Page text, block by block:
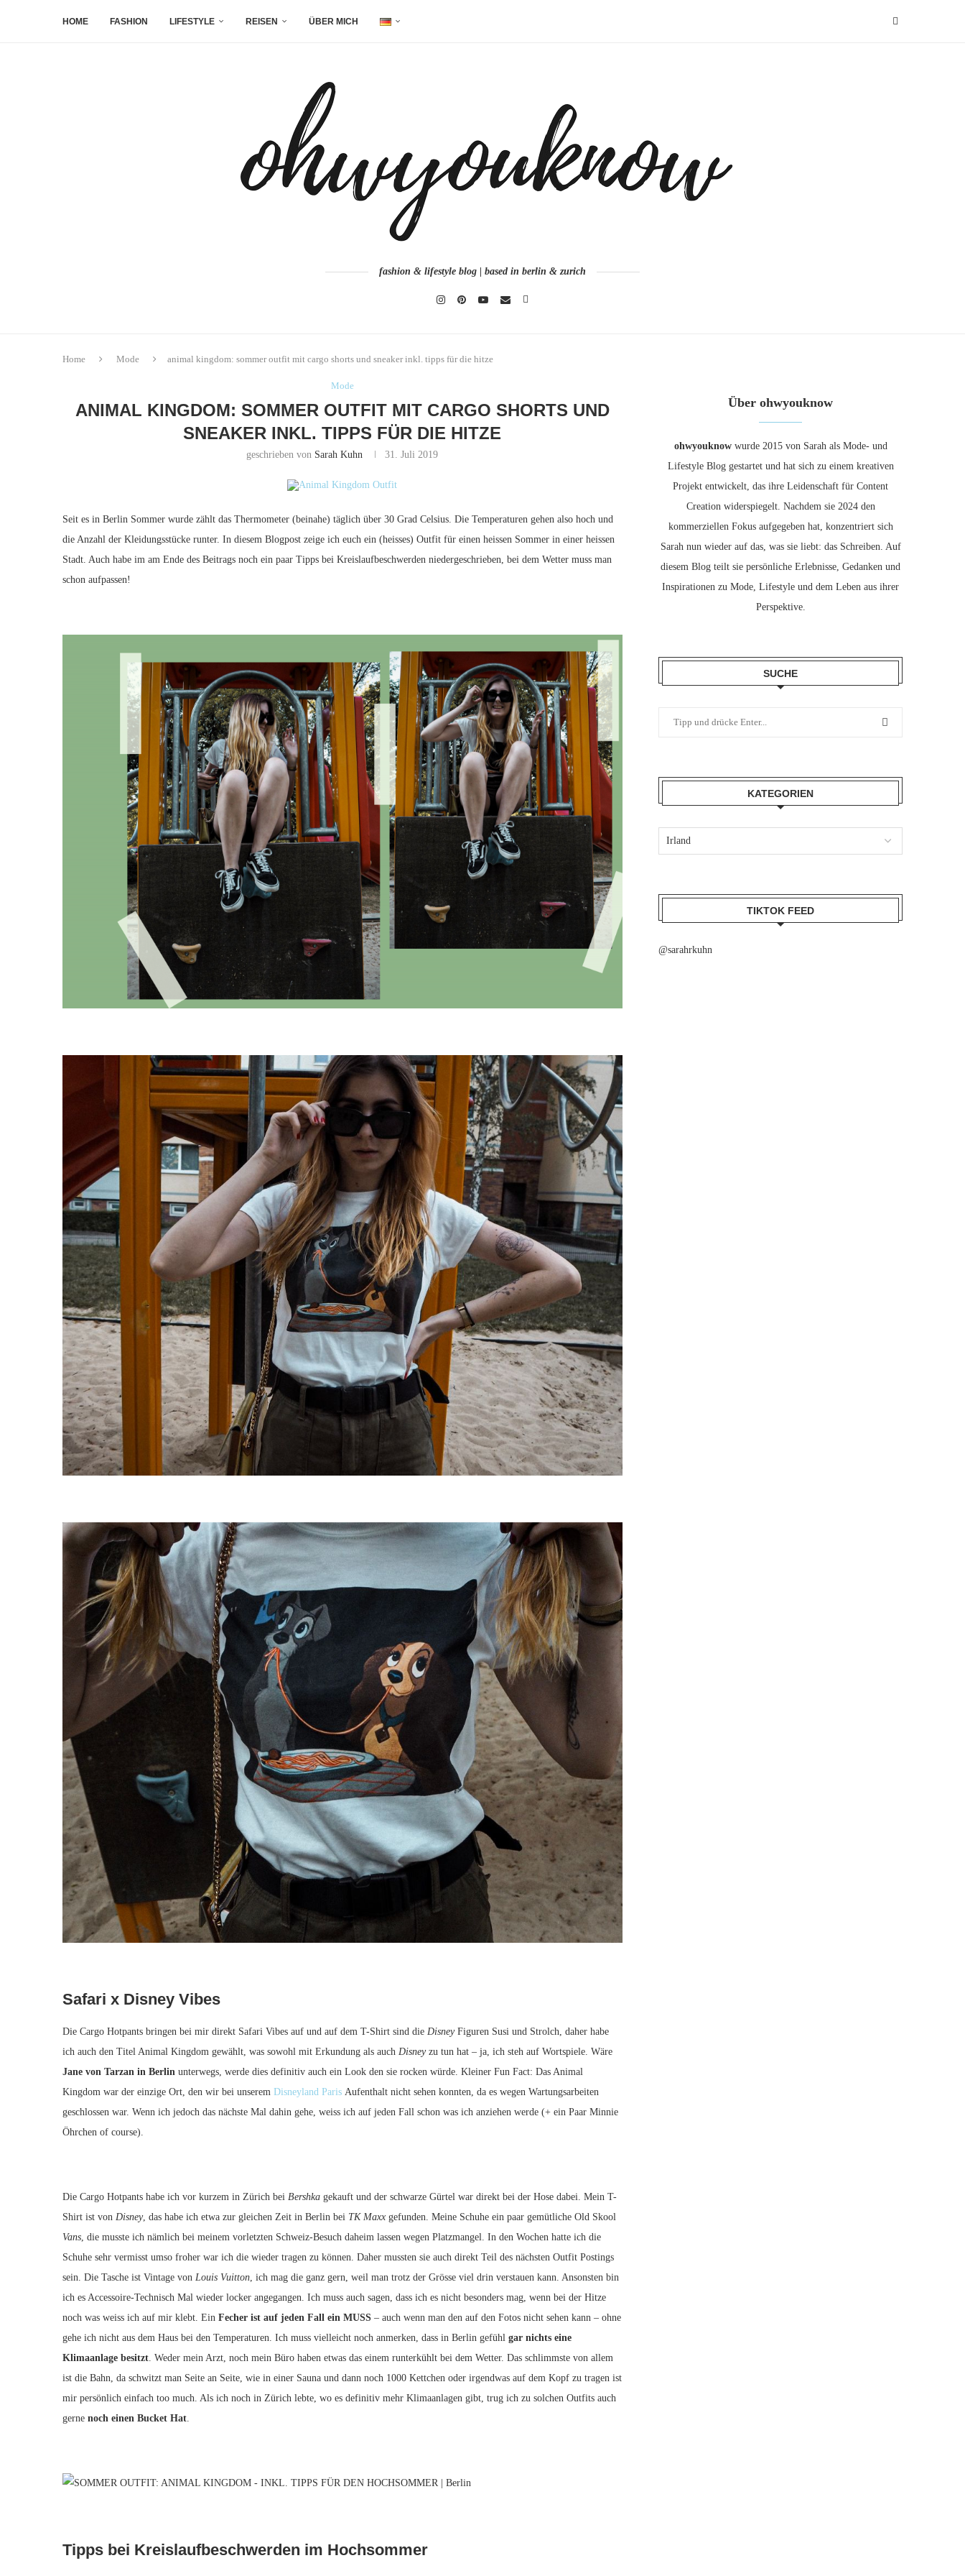
HOME FASHION LIFESTYLE REISEN ÜBER MICH
fashion & lifestyle blog | based in berlin & zurich
Home Mode animal kingdom: sommer outfit mit cargo shorts und sneaker inkl. tipps für die hitze
Mode
ANIMAL KINGDOM: SOMMER OUTFIT MIT CARGO SHORTS UND
SNEAKER INKL. TIPPS FÜR DIE HITZE
geschrieben von Sarah Kuhn 31. Juli 2019
Seit es in Berlin Sommer wurde zählt das Thermometer (beinahe) täglich über 30 Grad Celsius. Die Temperaturen gehen also hoch und
die Anzahl der Kleidungsstücke runter. In diesem Blogpost zeige ich euch ein (heisses) Outfit für einen heissen Sommer in einer heissen
Stadt. Auch habe im am Ende des Beitrags noch ein paar Tipps bei Kreislaufbeschwerden niedergeschrieben, bei dem Wetter muss man
schon aufpassen!
Safari x Disney Vibes
Die Cargo Hotpants bringen bei mir direkt Safari Vibes auf und auf dem T-Shirt sind die DisneyFiguren Susi und Strolch, daher habe
ich auch den Titel Animal Kingdom gewählt, was sowohl mit Erkundung als auch Disneyzu tun hat – ja, ich steh auf Wortspiele. Wäre
Jane von Tarzan in Berlin unterwegs, werde dies definitiv auch ein Look den sie rocken würde. Kleiner Fun Fact: Das Animal
Kingdom war der einzige Ort, den wir bei unserem Disneyland Paris Aufenthalt nicht sehen konnten, da es wegen Wartungsarbeiten
geschlossen war. Wenn ich jedoch das nächste Mal dahin gehe, weiss ich auf jeden Fall schon was ich anziehen werde (+ ein Paar Minnie
Öhrchen of course).
Die Cargo Hotpants habe ich vor kurzem in Zürich bei Bershka gekauft und der schwarze Gürtel war direkt bei der Hose dabei. Mein T-
Shirt ist von Disney, das habe ich etwa zur gleichen Zeit in Berlin bei TK Maxx gefunden. Meine Schuhe ein paar gemütliche Old Skool
Vans, die musste ich nämlich bei meinem vorletzten Schweiz-Besuch daheim lassen wegen Platzmangel. In den Wochen hatte ich die
Schuhe sehr vermisst umso froher war ich die wieder tragen zu können. Daher mussten sie auch direkt Teil des nächsten Outfit Postings
sein. Die Tasche ist Vintage von Louis Vuitton, ich mag die ganz gern, weil man trotz der Grösse viel drin verstauen kann. Ansonsten bin
ich es Accessoire-Technisch Mal wieder locker angegangen. Ich muss auch sagen, dass ich es nicht besonders mag, wenn bei der Hitze
noch was weiss ich auf mir klebt. Ein Fecher ist auf jeden Fall ein MUSS – auch wenn man den auf den Fotos nicht sehen kann – ohne
gehe ich nicht aus dem Haus bei den Temperaturen. Ich muss vielleicht noch anmerken, dass in Berlin gefühl gar nichts eine
Klimaanlage besitzt. Weder mein Arzt, noch mein Büro haben etwas das einem runterkühlt bei dem Wetter. Das schlimmste von allem
ist die Bahn, da schwitzt man Seite an Seite, wie in einer Sauna und dann noch 1000 Kettchen oder irgendwas auf dem Kopf zu tragen ist
mir persönlich einfach too much. Als ich noch in Zürich lebte, wo es definitiv mehr Klimaanlagen gibt, trug ich zu solchen Outfits auch
gerne noch einen Bucket Hat.
Tipps bei Kreislaufbeschwerden im Hochsommer
Über ohwyouknow
ohwyouknowwurde 2015 von Sarah als Mode- und
Lifestyle Blog gestartet und hat sich zu einem kreativen
Projekt entwickelt, das ihre Leidenschaft für Content
Creation widerspiegelt. Nachdem sie 2024 den
kommerziellen Fokus aufgegeben hat, konzentriert sich
Sarah nun wieder auf das, was sie liebt: das Schreiben. Auf
diesem Blog teilt sie persönliche Erlebnisse, Gedanken und
Inspirationen zu Mode, Lifestyle und dem Leben aus ihrer
Perspektive.
SUCHE
KATEGORIEN
TIKTOK FEED
@sarahrkuhn